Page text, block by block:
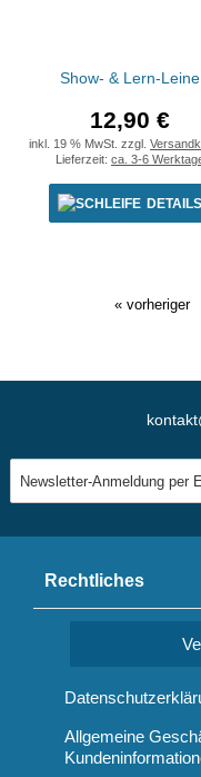
Show- & Lern-Leine
12,90 €
inkl. 19 % MwSt. zzgl.
Lieferzeit: ca. 3-6
DETAILS
« vorheriger
Rechtliches
Allgemeine